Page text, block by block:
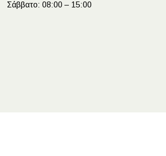
Σάββατο: 08:00 – 15:00